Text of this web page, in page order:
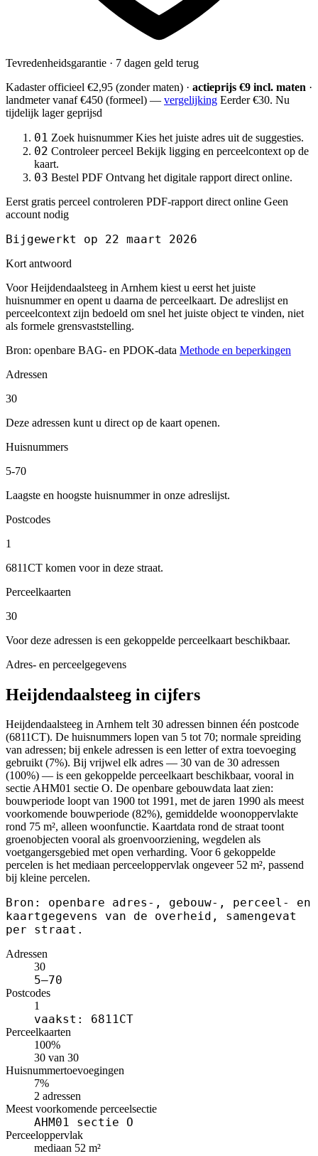
Tevredenheidsgarantie · 7 dagen geld terug
Kadaster officieel €2,95 (zonder maten) · actieprijs €9 incl. maten ·
landmetervanaf €450 (formeel) — vergelijking Eerder €30. Nu
tijdelijk lager geprijsd
01 Zoek huisnummer Kies het juiste adres uit de suggesties.
02 Controleer perceel Bekijk ligging en perceelcontext op de
kaart.
03 Bestel PDF Ontvang het digitale rapport direct online.
Eerst gratis perceel controleren PDF-rapport direct online Geen
account nodig
Bijgewerkt op 22 maart 2026
Kort antwoord
Voor Heijdendaalsteeg in Arnhem kiest u eerst het juiste
huisnummer en opent u daarna de perceelkaart. De adreslijst en
perceelcontext zijn bedoeld om snel het juiste object te vinden, niet
als formele grensvaststelling.
Bron: openbare BAG- en PDOK-data Methode en beperkingen
Adressen
30
Deze adressen kunt u direct op de kaart openen.
Huisnummers
5-70
Laagste en hoogste huisnummer in onze adreslijst.
Postcodes
1
6811CT komen voor in deze straat.
Perceelkaarten
30
Voor deze adressen is een gekoppelde perceelkaart beschikbaar.
Adres- en perceelgegevens
Heijdendaalsteeg in cijfers
Heijdendaalsteeg in Arnhem telt 30 adressen binnen één postcode
(6811CT). De huisnummers lopen van 5 tot 70; normale spreiding
van adressen; bij enkele adressen is een letter of extra toevoeging
gebruikt (7%). Bij vrijwel elk adres — 30 van de 30 adressen
(100%) — is een gekoppelde perceelkaart beschikbaar, vooral in
sectie AHM01 sectie O. De openbare gebouwdata laat zien:
bouwperiode loopt van 1900 tot 1991, met de jaren 1990 als meest
voorkomende bouwperiode (82%), gemiddelde woonoppervlakte
rond 75 m², alleen woonfunctie. Kaartdata rond de straat toont
groenobjecten vooral als groenvoorziening, wegdelen als
voetgangersgebied met open verharding. Voor 6 gekoppelde
percelen is het mediaan perceeloppervlak ongeveer 52 m², passend
bij kleine percelen.
Bron: openbare adres-, gebouw-, perceel- en
kaartgegevens van de overheid, samengevat
per straat.
Adressen
30
5–70
Postcodes
1
vaakst: 6811CT
Perceelkaarten
100%
30 van 30
Huisnummertoevoegingen
7%
2 adressen
Meest voorkomende perceelsectie
AHM01 sectie O
Perceeloppervlak
mediaan 52 m²